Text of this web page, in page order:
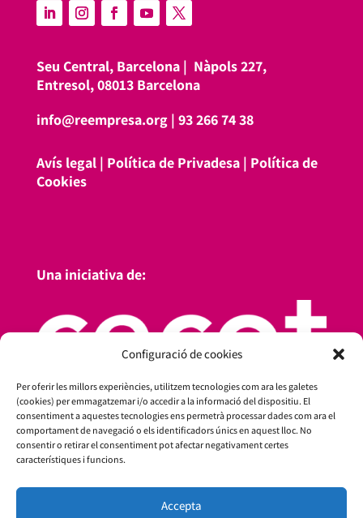
Configuració de cookies
Per oferir les millors experiències, utilitzem tecnologies com ara les galetes
(cookies) per emmagatzemar i/o accedir a la informació del dispositiu. El
consentiment a aquestes tecnologies ens permetrà processar dades com ara el
comportament de navegació o els identificadors únics en aquest lloc. No
consentir o retirar el consentiment pot afectar negativament certes
característiques i funcions.
Accepta
Seu Central, Barcelona | Nàpols 227,
Entresol, 08013 Barcelona
info@reempresa.org| 93 266 74 38
Avís legal| Política de Privadesa| Política de
Cookies
Una iniciativa de: